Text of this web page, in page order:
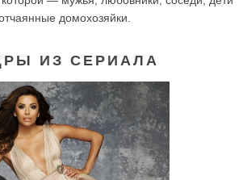
домохозяйки.
ИЗ СЕРИАЛА